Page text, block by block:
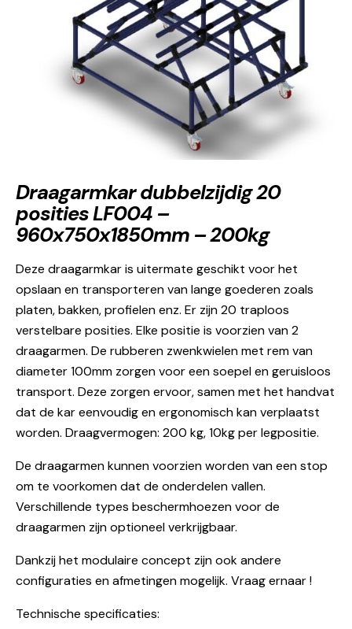
Draagarmkar dubbelzijdig 20
posities LF004 –
960x750x1850mm – 200kg
Deze draagarmkar is uitermate geschikt voor het
opslaan en transporteren van lange goederen zoals
platen, bakken, profielen enz. Er zijn 20 traploos
verstelbare posities. Elke positie is voorzien van 2
draagarmen. De rubberen zwenkwielen met rem van
diameter 100mm zorgen voor een soepel en geruisloos
transport. Deze zorgen ervoor, samen met het handvat
dat de kar eenvoudig en ergonomisch kan verplaatst
worden. Draagvermogen: 200 kg, 10kg per legpositie.
De draagarmen kunnen voorzien worden van een stop
om te voorkomen dat de onderdelen vallen.
Verschillende types beschermhoezen voor de
draagarmen zijn optioneel verkrijgbaar.
Dankzij het modulaire concept zijn ook andere
configuraties en afmetingen mogelijk. Vraag ernaar !
Technische specificaties: